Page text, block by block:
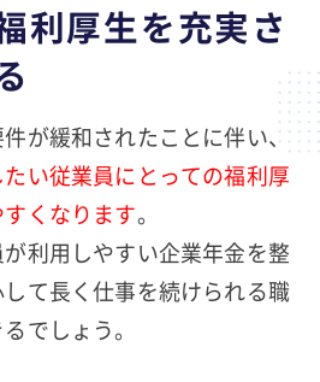
利厚生を充実さ
が緩和されたことに伴い、
い従業員にとっての福利厚
くなります。
利用しやすい企業年金を整
て長く仕事を続けられる職
でしょう。